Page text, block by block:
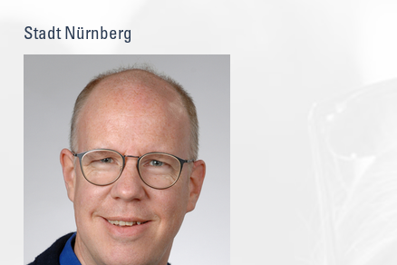
Stadt Nürnberg